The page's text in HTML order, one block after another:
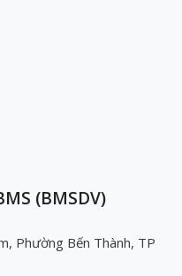
(BMSDV)
Phường Bến Thành, TP